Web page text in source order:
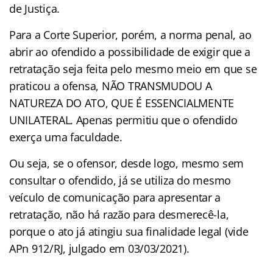
de Justiça.
Para a Corte Superior, porém, a norma penal, ao
abrir ao ofendido a possibilidade de exigir que a
retratação seja feita pelo mesmo meio em que se
praticou a ofensa, NÃO TRANSMUDOU A
NATUREZA DO ATO, QUE É ESSENCIALMENTE
UNILATERAL. Apenas permitiu que o ofendido
exerça uma faculdade.
Ou seja, se o ofensor, desde logo, mesmo sem
consultar o ofendido, já se utiliza do mesmo
veículo de comunicação para apresentar a
retratação, não há razão para desmerecê-la,
porque o ato já atingiu sua finalidade legal (vide
APn 912/RJ, julgado em 03/03/2021).